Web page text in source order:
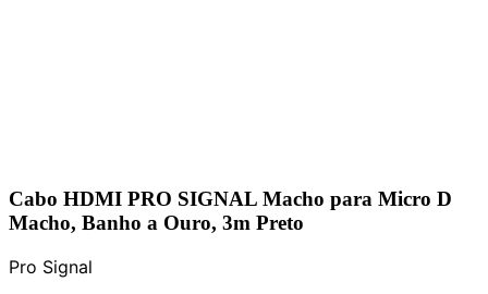
Cabo HDMI PRO SIGNAL Macho para Micro D
Macho, Banho a Ouro, 3m Preto
Pro Signal